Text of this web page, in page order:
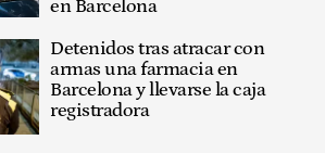
en Barcelona
Detenidos tras atracar con
armas una farmacia en
Barcelona y llevarse la caja
registradora